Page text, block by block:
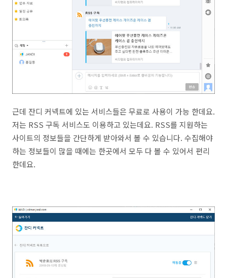
근데 잔디 커넥트에 있는 서비스들은 무료로 사용이 가능 한데요.
저는 RSS 구독 서비스도 이용하고 있는데요. RSS를 지원하는
사이트의 정보들을 간단하게 받아와서 볼 수 있습니다. 수집해야
하는 정보들이 많을 때에는 한곳에서 모두 다 볼 수 있어서 편리
한데요.